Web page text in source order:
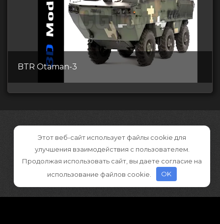
BTR Otaman-3
Этот веб-сайт использует файлы cookie для
улучшения взаимодействия с пользователем.
Продолжая использовать сайт, вы даете согласие на
использование файлов cookie.
OK